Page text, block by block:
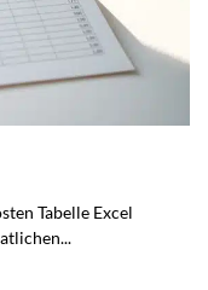
Tabelle Excel